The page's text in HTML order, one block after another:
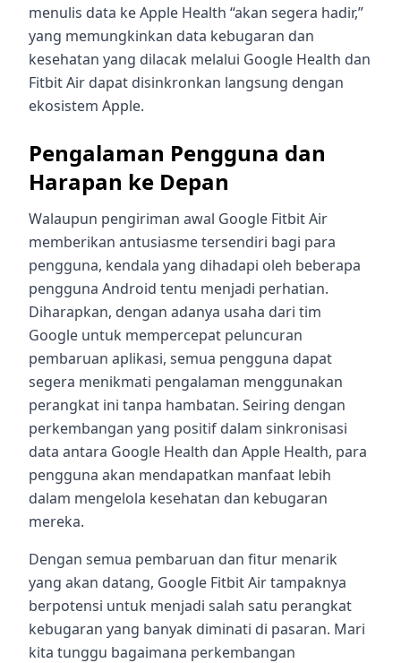
menulis data ke Apple Health “akan segera hadir,”
yang memungkinkan data kebugaran dan
kesehatan yang dilacak melalui Google Health dan
Fitbit Air dapat disinkronkan langsung dengan
ekosistem Apple.
Pengalaman Pengguna dan
Harapan ke Depan
Walaupun pengiriman awal Google Fitbit Air
memberikan antusiasme tersendiri bagi para
pengguna, kendala yang dihadapi oleh beberapa
pengguna Android tentu menjadi perhatian.
Diharapkan, dengan adanya usaha dari tim
Google untuk mempercepat peluncuran
pembaruan aplikasi, semua pengguna dapat
segera menikmati pengalaman menggunakan
perangkat ini tanpa hambatan. Seiring dengan
perkembangan yang positif dalam sinkronisasi
data antara Google Health dan Apple Health, para
pengguna akan mendapatkan manfaat lebih
dalam mengelola kesehatan dan kebugaran
mereka.
Dengan semua pembaruan dan fitur menarik
yang akan datang, Google Fitbit Air tampaknya
berpotensi untuk menjadi salah satu perangkat
kebugaran yang banyak diminati di pasaran. Mari
kita tunggu bagaimana perkembangan